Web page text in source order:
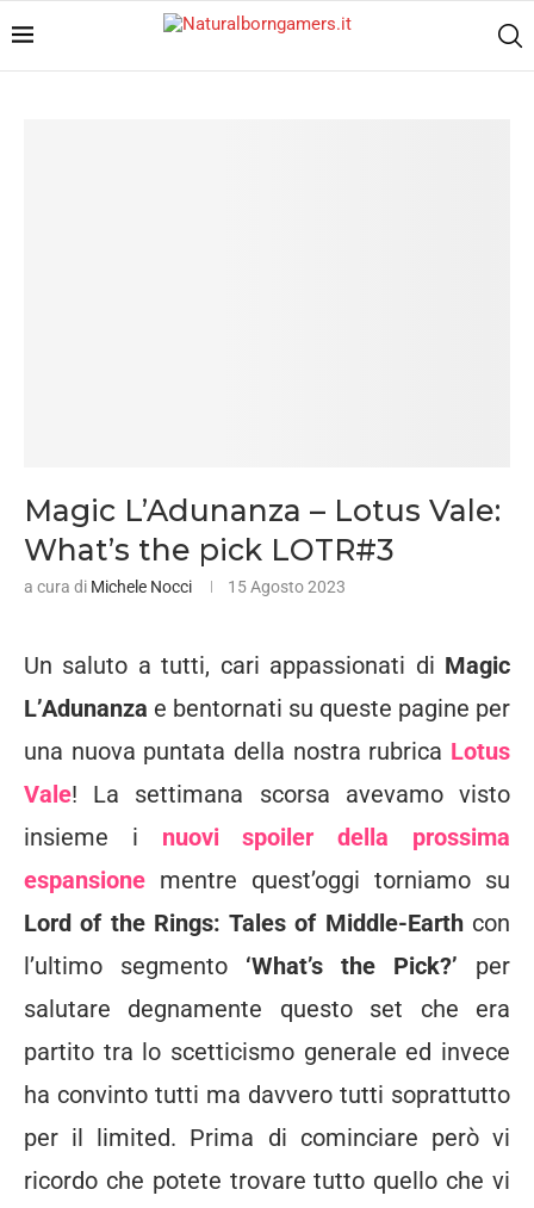
Magic L’Adunanza – Lotus Vale:
What’s the pick LOTR#3
a cura di Michele Nocci 15 Agosto 2023
Un saluto a tutti, cari appassionati di Magic
L’Adunanza e bentornati su queste pagine per
una nuova puntata della nostra rubrica Lotus
Vale! La settimana scorsa avevamo visto
insieme i nuovi
spoiler della prossima
espansione mentre quest’oggi torniamo su
Lord of the Rings: Tales of Middle-Earthcon
l’ultimo segmento ‘What’s the Pick?’ per
salutare degnamente questo set che era
partito tra lo scetticismo generale ed invece
ha convinto tutti ma davvero tutti soprattutto
per il limited. Prima di cominciare però vi
ricordo che potete trovare tutto quello che vi